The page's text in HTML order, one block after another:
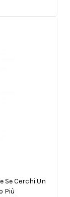
Se Cerchi Un
Più